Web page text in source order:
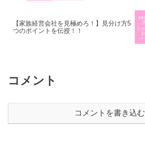
【家族経営会社を見極めろ！】見分け方5
つのポイントを伝授！！
コメント
コメントを書き込む